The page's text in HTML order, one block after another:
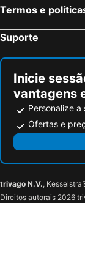
Termos e
Suporte
Inicie
vantagens
Personalize a
Ofertas e
trivago N.V.,
Direitos autorais 2026